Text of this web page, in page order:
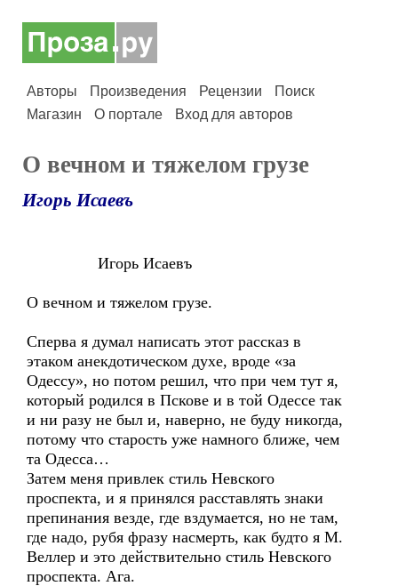
Авторы Произведения Рецензии
Поиск
Магазин
О портале Вход для авторов
О вечном и тяжелом грузе
Игорь Исаевъ
Игорь Исаевъ
О вечном и тяжелом грузе.
Сперва я думал написать этот рассказ в
этаком анекдотическом духе, вроде «за
Одессу», но потом решил, что при чем тут я,
который родился в Пскове и в той Одессе так
и ни разу не был и, наверно, не буду никогда,
потому что старость уже намного ближе, чем
та Одесса…
Затем меня привлек стиль Невского
проспекта, и я принялся расставлять знаки
препинания везде, где вздумается, но не там,
где надо, рубя фразу насмерть, как будто я М.
Веллер и это действительно стиль Невского
проспекта. Ага.